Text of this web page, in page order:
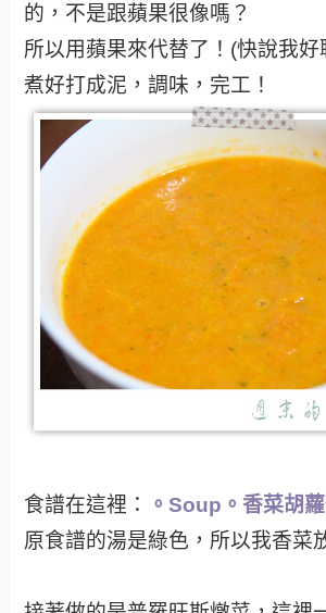
的，不是跟蘋果很像嗎？
所以用蘋果來代替了！(快說我好
煮好打成泥，調味，完工！
食譜在這裡：
。Soup。香菜胡
原食譜的湯是綠色，所以我香菜